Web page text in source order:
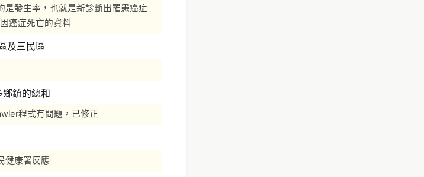
是發生率，也就是新診斷出罹患癌症
癌症死亡的資料
及三民區
鎮的總和
程式有問題，已修正
健康署反應